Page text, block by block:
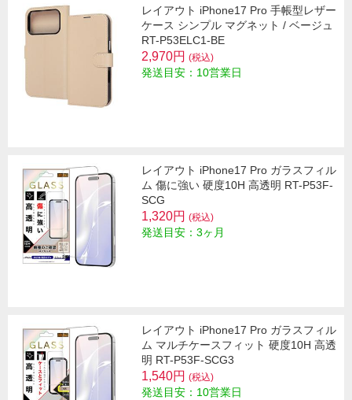
レイアウト iPhone17 Pro 手帳型レザー
ケース シンプル マグネット / ベージュ
RT-P53ELC1-BE
2,970円 (税込)
発送目安：10営業日
レイアウト iPhone17 Pro ガラスフィル
ム 傷に強い 硬度10H 高透明 RT-P53F-
SCG
1,320円 (税込)
発送目安：3ヶ月
レイアウト iPhone17 Pro ガラスフィル
ム マルチケースフィット 硬度10H 高透
明 RT-P53F-SCG3
1,540円 (税込)
発送目安：10営業日